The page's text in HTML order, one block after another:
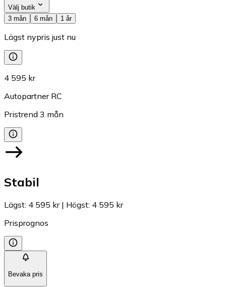
Välj butik
3 mån
6 mån 1 år
Lägst nypris just nu
4 595 kr
Autopartner RC
Pristrend 3 mån
Stabil
Lägst: 4 595 kr| Högst: 4 595 kr
Prisprognos
Bevaka pris